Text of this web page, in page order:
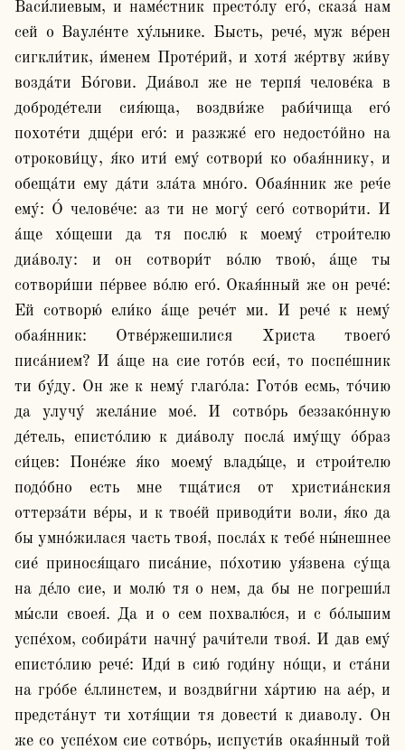
Васи́лиевым, и наме́стник престо́лу его́, сказа́ нам
сей о Вауле́нте ху́льнике. Бысть, рече́, муж ве́рен
сигкли́тик, и́менем Проте́рий, и хотя́ же́ртву жи́ву
возда́ти Бо́гови. Диа́вол же не терпя́ челове́ка в
доброде́тели сия́юща, воздви́же раби́чища его́
похоте́ти дще́ри его́: и разжже́ его недосто́йно на
отрокови́цу, я́ко ити́ ему́ сотвори́ ко обая́ннику, и
обеща́ти ему да́ти зла́та мно́го. Обая́нник же реч́е
ему́: О́ челове́че: аз ти не могу́ сего́ сотвори́ти. И
а́ще хо́щеши да тя послю́ к моему́ строи́телю
диа́волу: и он сотвори́т во́лю твою́, а́ще ты
сотвори́ши пе́рвее во́лю его́. Окая́нный же он рече́:
Ей сотворю́ ели́ко а́ще рече́т ми. И рече́ к нему́
обая́нник: Отве́ржешилися Христа твоего́
писа́нием? И а́ще на сие гото́в еси́, то поспе́шник
ти бу́ду. Он же к нему́ глаго́ла: Гото́в есмь, то́чию
да улучу́ жела́ние мое́. И сотво́рь беззако́нную
де́тель, еписто́лию к диа́волу посла́ иму́щу о́браз
си́цев: Поне́же я́ко моему́ влады́це, и строи́телю
подо́бно есть мне тща́тися от христиа́нския
оттерза́ти ве́ры, и к твое́й приводи́ти воли, я́ко да
бы умно́жилася часть твоя́, посла́х к тебе́ ны́нешнее
сие́ принося́щаго писа́ние, по́хотию уя́звена су́ща
на де́ло сие, и молю́ тя о нем, да бы не погреши́л
мы́сли своея́. Да и о сем похвалю́ся, и с бо́льшим
успе́хом, собира́ти начну́ рачи́тели твоя́. И дав ему́
еписто́лию рече́: Иди́ в сию́ годи́ну но́щи, и ста́ни
на гро́бе е́ллинстем, и воздви́гни ха́ртию на ае́р, и
предста́нут ти хотя́щии тя довести́ к диаволу. Он
же со успе́хом сие сотво́рь, испусти́в окая́нный той